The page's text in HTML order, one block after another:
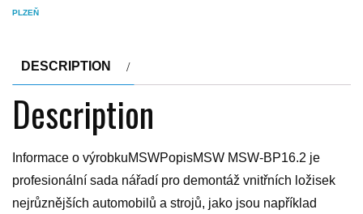
PLZEŇ
DESCRIPTION
Description
Informace o výrobkuMSWPopisMSW MSW-BP16.2 je
profesionální sada nářadí pro demontáž vnitřních ložisek
nejrůznějších automobilů a strojů, jako jsou například